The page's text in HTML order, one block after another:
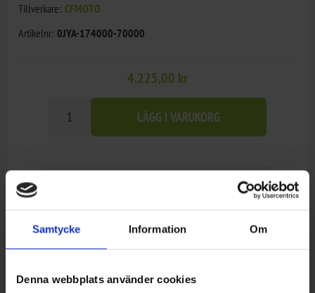
Samtycke Information Om
Denna webbplats använder cookies
Tillverkare: CFMOTO
Artikelnr: 0JYA-174000-70000
4.225,00 kr
LÄGG I VARUKORG
Jämför denna produkt
Onlinelager:
oss).